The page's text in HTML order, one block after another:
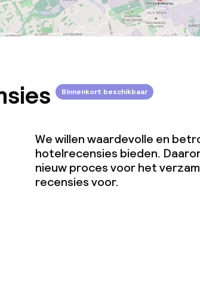
Binnenkort beschikbaar
We willen waardevolle en
hotelrecensies bieden.
nieuw proces voor het
recensies voor.